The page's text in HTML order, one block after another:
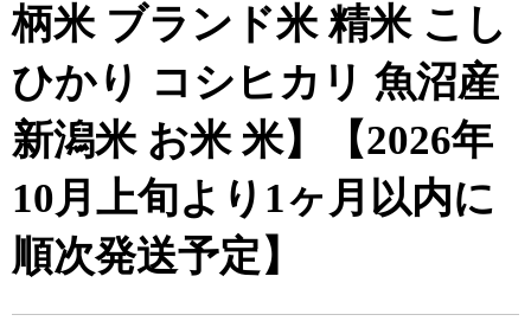
柄米 ブランド米 精米 こし
ひかり コシヒカリ 魚沼産
新潟米 お米 米】【2026年
10月上旬より1ヶ月以内に
順次発送予定】